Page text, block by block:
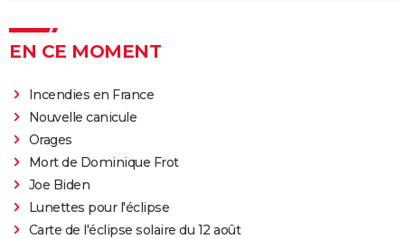
EN CE MOMENT
Incendies en France
Nouvelle canicule
Orages
Mort de Dominique Frot
Joe Biden
Lunettes pour l'éclipse
Carte de l'éclipse solaire du 12 août